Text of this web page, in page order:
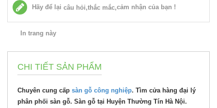
Hãy để lại câu hỏi,thắc mắc,cảm nhận của bạn !
In trang này
CHI TIẾT SẢN PHẨM
Chuyên cung cấp sàn gỗ công nghiệp. Tìm cửa hàng đại lý
phân phối sàn gỗ. Sàn gỗ tại Huyện Thường Tín Hà Nội.